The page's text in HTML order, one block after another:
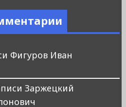
Фигуров Иван
Заржецкий